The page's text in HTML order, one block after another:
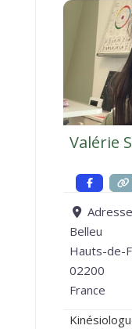
Valérie
Belleu
Hauts-de-
02200
France